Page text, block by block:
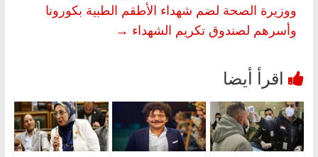
ووزيرة الصحة لضم شهداء الأطقم الطبية بكورونا
وأسرهم لصندوق تكريم الشهداء →